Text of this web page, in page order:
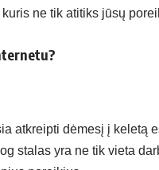
ne tik atitiks jūsų
atkreipti dėmesį į keletą
stalas yra ne tik vieta